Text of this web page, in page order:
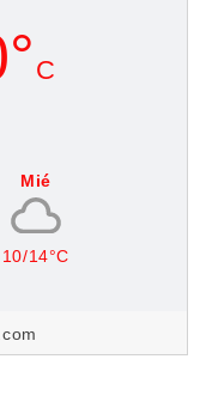
C
Mié
10/14°C